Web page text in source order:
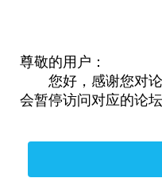
尊敬的用户：
您好，感谢您对
会暂停访问对应的论